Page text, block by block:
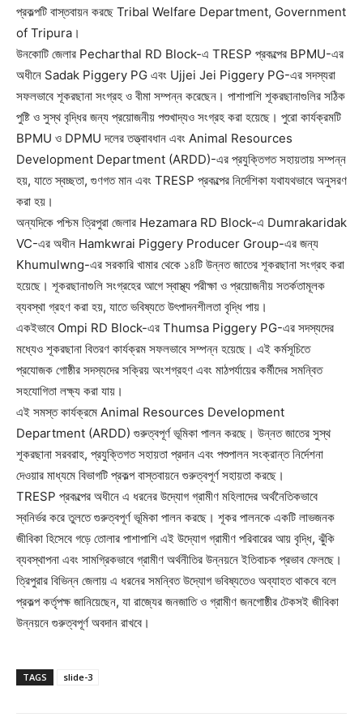
প্রকল্পটি বাস্তবায়ন করছে Tribal Welfare Department, Government
of Tripura।
উনকোটি জেলার Pecharthal RD Block-এ TRESP প্রকল্পের BPMU-এর
অধীনে Sadak Piggery PG এবং Ujjei Jei Piggery PG-এর সদস্যরা
সফলভাবে শূকরছানা সংগ্রহ ও বীমা সম্পন্ন করেছেন। পাশাপাশি শূকরছানাগুলির সঠিক
পুষ্টি ও সুস্থ বৃদ্ধির জন্য প্রয়োজনীয় পশুখাদ্যও সংগ্রহ করা হয়েছে। পুরো কার্যক্রমটি
BPMU ও DPMU দলের তত্ত্বাবধান এবং Animal Resources
Development Department (ARDD)-এর প্রযুক্তিগত সহায়তায় সম্পন্ন
হয়, যাতে স্বচ্ছতা, গুণগত মান এবং TRESP প্রকল্পের নির্দেশিকা যথাযথভাবে অনুসরণ
করা হয়।
অন্যদিকে পশ্চিম ত্রিপুরা জেলার Hezamara RD Block-এ Dumrakaridak
VC-এর অধীন Hamkwrai Piggery Producer Group-এর জন্য
Khumulwng-এর সরকারি খামার থেকে ১৪টি উন্নত জাতের শূকরছানা সংগ্রহ করা
হয়েছে। শূকরছানাগুলি সংগ্রহের আগে স্বাস্থ্য পরীক্ষা ও প্রয়োজনীয় সতর্কতামূলক
ব্যবস্থা গ্রহণ করা হয়, যাতে ভবিষ্যতে উৎপাদনশীলতা বৃদ্ধি পায়।
একইভাবে Ompi RD Block-এর Thumsa Piggery PG-এর সদস্যদের
মধ্যেও শূকরছানা বিতরণ কার্যক্রম সফলভাবে সম্পন্ন হয়েছে। এই কর্মসূচিতে
প্রযোজক গোষ্ঠীর সদস্যদের সক্রিয় অংশগ্রহণ এবং মাঠপর্যায়ের কর্মীদের সমন্বিত
সহযোগিতা লক্ষ্য করা যায়।
এই সমস্ত কার্যক্রমে Animal Resources Development
Department (ARDD) গুরুত্বপূর্ণ ভূমিকা পালন করছে। উন্নত জাতের সুস্থ
শূকরছানা সরবরাহ, প্রযুক্তিগত সহায়তা প্রদান এবং পশুপালন সংক্রান্ত নির্দেশনা
দেওয়ার মাধ্যমে বিভাগটি প্রকল্প বাস্তবায়নে গুরুত্বপূর্ণ সহায়তা করছে।
TRESP প্রকল্পের অধীনে এ ধরনের উদ্যোগ গ্রামীণ মহিলাদের অর্থনৈতিকভাবে
স্বনির্ভর করে তুলতে গুরুত্বপূর্ণ ভূমিকা পালন করছে। শূকর পালনকে একটি লাভজনক
জীবিকা হিসেবে গড়ে তোলার পাশাপাশি এই উদ্যোগ গ্রামীণ পরিবারের আয় বৃদ্ধি, ঝুঁকি
ব্যবস্থাপনা এবং সামগ্রিকভাবে গ্রামীণ অর্থনীতির উন্নয়নে ইতিবাচক প্রভাব ফেলছে।
ত্রিপুরার বিভিন্ন জেলায় এ ধরনের সমন্বিত উদ্যোগ ভবিষ্যতেও অব্যাহত থাকবে বলে
প্রকল্প কর্তৃপক্ষ জানিয়েছেন, যা রাজ্যের জনজাতি ও গ্রামীণ জনগোষ্ঠীর টেকসই জীবিকা
উন্নয়নে গুরুত্বপূর্ণ অবদান রাখবে।
TAGS slide-3